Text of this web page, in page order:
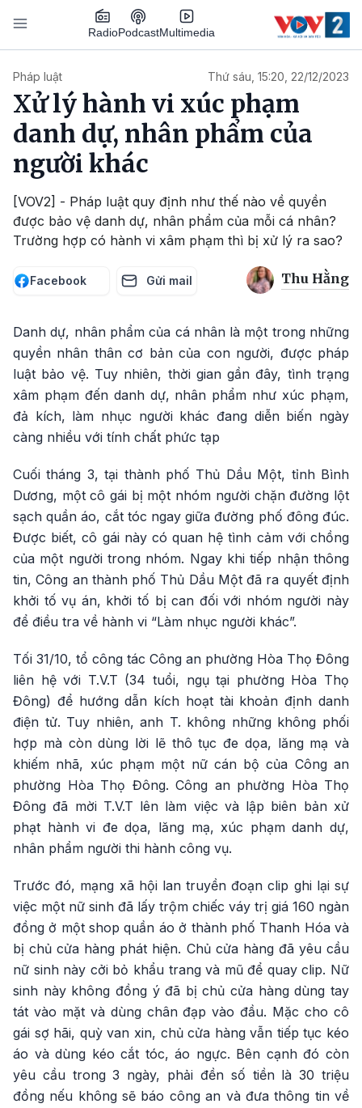
Nhảy đến nội dung
RadioPodcastMultimedia
Pháp luật Thứ sáu, 15:20, 22/12/2023
Xử lý hành vi xúc phạm
danh dự, nhân phẩm của
người khác
[VOV2] - Pháp luật quy định như thế nào về quyền
được bảo vệ danh dự, nhân phẩm của mỗi cá nhân?
Trường hợp có hành vi xâm phạm thì bị xử lý ra sao?
Facebook Gửi mail Thu Hằng
Danh dự, nhân phẩm của cá nhân là một trong những
quyền nhân thân cơ bản của con người, được pháp
luật bảo vệ. Tuy nhiên, thời gian gần đây, tình trạng
xâm phạm đến danh dự, nhân phẩm như xúc phạm,
đả kích, làm nhục người khác đang diễn biến ngày
càng nhiều với tính chất phức tạp
Cuối tháng 3, tại thành phố Thủ Dầu Một, tỉnh Bình
Dương, một cô gái bị một nhóm người chặn đường lột
sạch quần áo, cắt tóc ngay giữa đường phố đông đúc.
Được biết, cô gái này có quan hệ tình cảm với chồng
của một người trong nhóm. Ngay khi tiếp nhận thông
tin, Công an thành phố Thủ Dầu Một đã ra quyết định
khởi tố vụ án, khởi tố bị can đối với nhóm người này
để điều tra về hành vi “Làm nhục người khác”.
Tối 31/10, tổ công tác Công an phường Hòa Thọ Đông
liên hệ với T.V.T (34 tuổi, ngụ tại phường Hòa Thọ
Đông) để hướng dẫn kích hoạt tài khoản định danh
điện tử. Tuy nhiên, anh T. không những không phối
hợp mà còn dùng lời lẽ thô tục đe dọa, lăng mạ và
khiếm nhã, xúc phạm một nữ cán bộ của Công an
phường Hòa Thọ Đông. Công an phường Hòa Thọ
Đông đã mời T.V.T lên làm việc và lập biên bản xử
phạt hành vi đe dọa, lăng mạ, xúc phạm danh dự,
nhân phẩm người thi hành công vụ.
Trước đó, mạng xã hội lan truyền đoạn clip ghi lại sự
việc một nữ sinh đã lấy trộm chiếc váy trị giá 160 ngàn
đồng ở một shop quần áo ở thành phố Thanh Hóa và
bị chủ cửa hàng phát hiện. Chủ cửa hàng đã yêu cầu
nữ sinh này cởi bỏ khẩu trang và mũ để quay clip. Nữ
sinh này không đồng ý đã bị chủ cửa hàng dùng tay
tát vào mặt và dùng chân đạp vào đầu. Mặc cho cô
gái sợ hãi, quỳ van xin, chủ cửa hàng vẫn tiếp tục kéo
áo và dùng kéo cắt tóc, áo ngực. Bên cạnh đó còn
yêu cầu trong 3 ngày, phải đền số tiền là 30 triệu
đồng nếu không sẽ báo công an và đưa thông tin về